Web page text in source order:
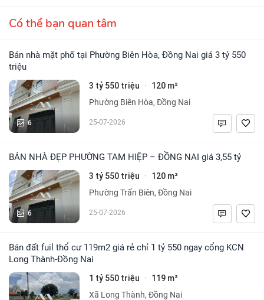
Có thể bạn quan tâm
Bán nhà mặt phố tại Phường Biên Hòa, Đồng Nai giá 3 tỷ 550
triệu
6
3 tỷ 550 triệu · 120 m²
Phường Biên Hòa, Đồng Nai
25-07-2026
BÁN NHÀ ĐẸP PHƯỜNG TAM HIỆP – ĐỒNG NAI giá 3,55 tỷ
6
3 tỷ 550 triệu · 120 m²
Phường Trấn Biên, Đồng Nai
25-07-2026
Bán đất fuil thổ cư 119m2 giá rẻ chỉ 1 tỷ 550 ngay cổng KCN
Long Thành-Đồng Nai
1 tỷ 550 triệu · 119 m²
Xã Long Thành, Đồng Nai